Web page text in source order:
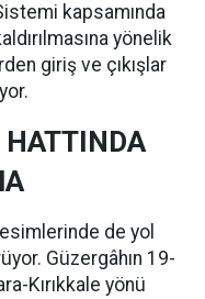
kapsamında
yönelik
giriş ve çıkışlar
de yol
Güzergâhın 19-
Kırıkkale yönü